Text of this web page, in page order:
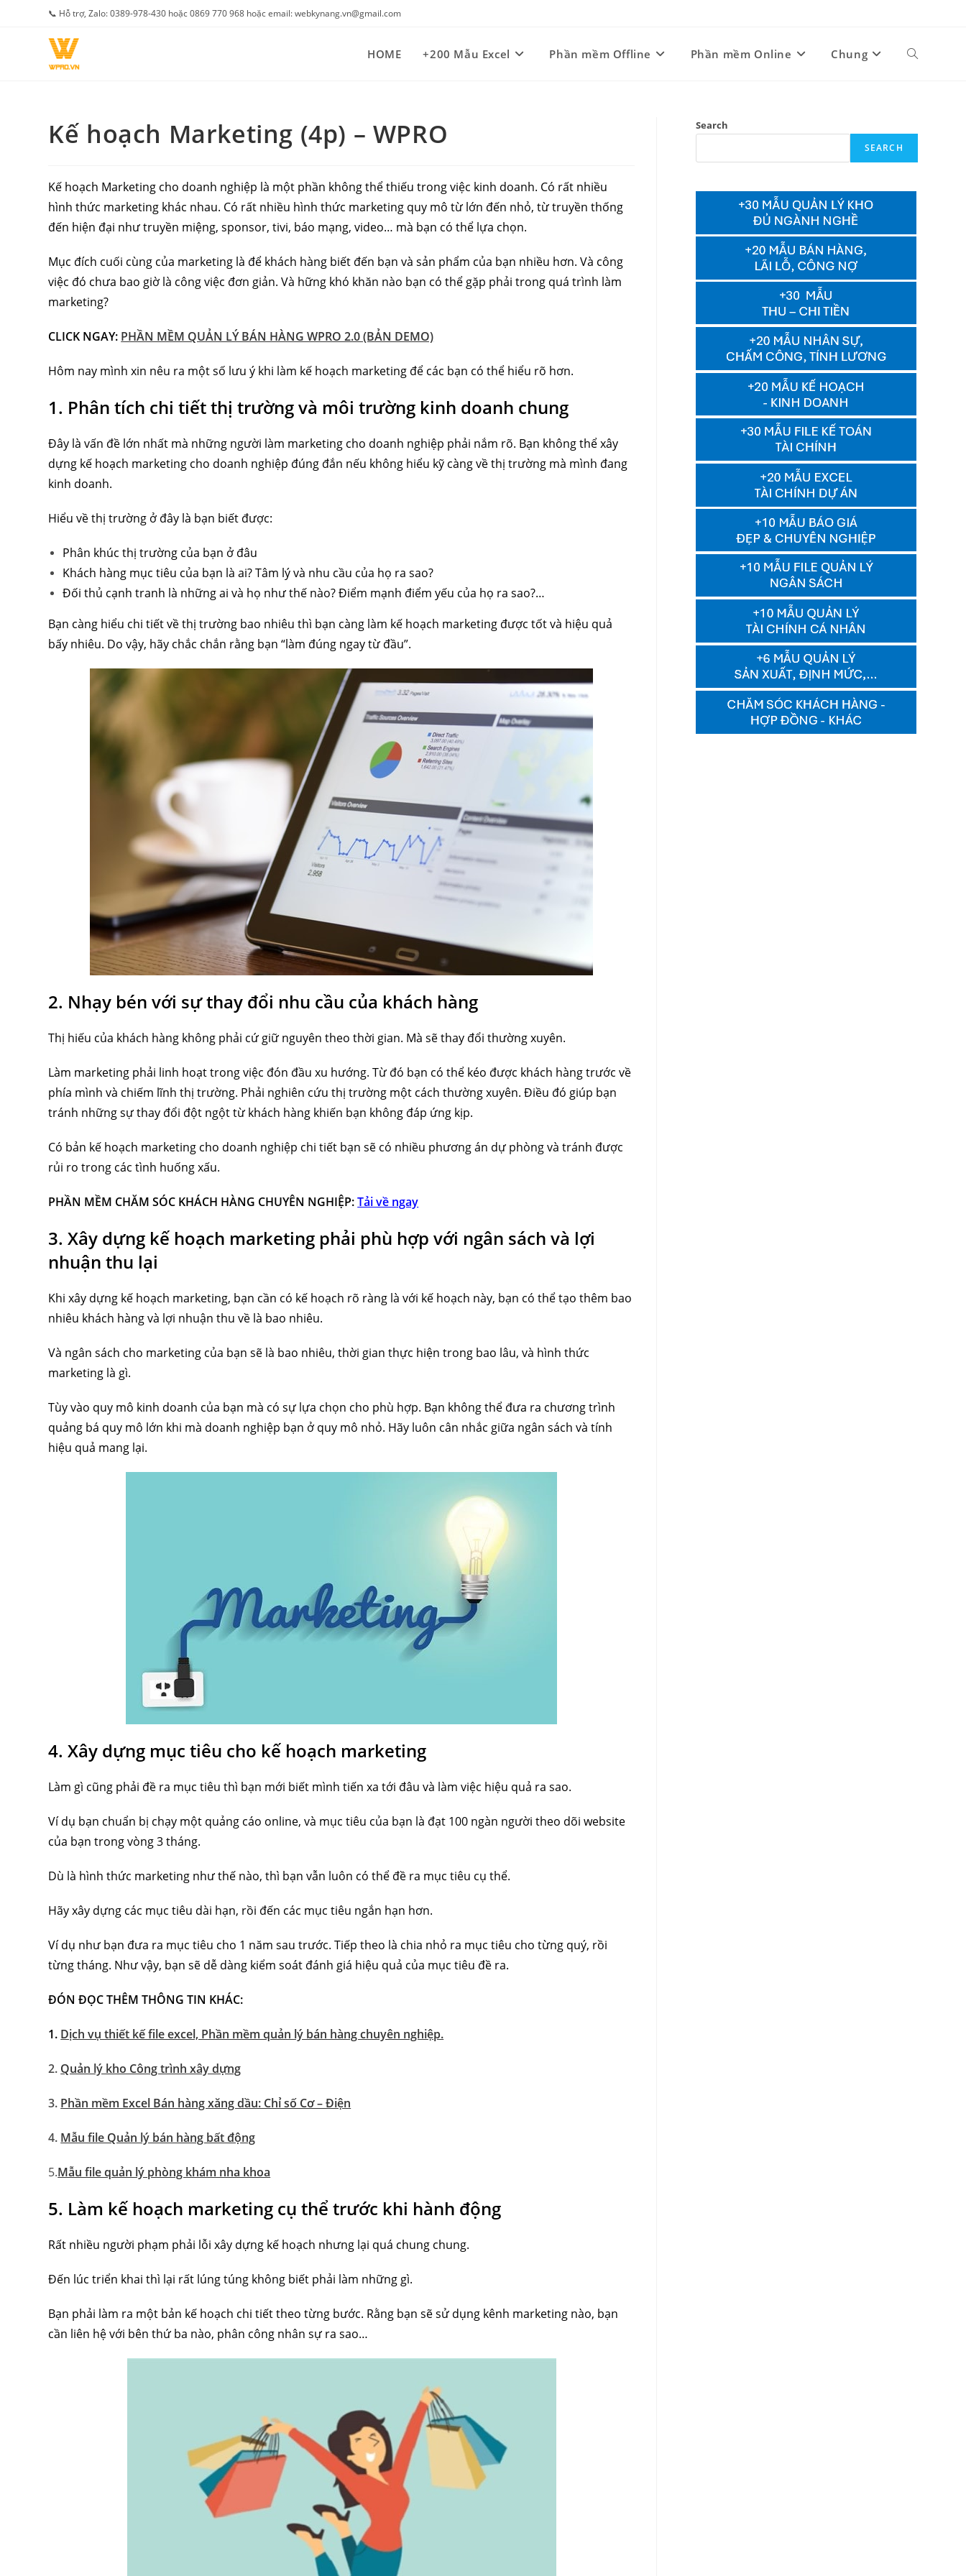
📞 Hỗ trợ, Zalo: 0389-978-430 hoặc 0869 770 968 hoặc email: webkynang.vn@gmail.com
HOME +200 Mẫu Excel Phần mềm Offline Phần mềm Online Chung Toggle
search
Kế hoạch Marketing (4p) – WPRO
Kế hoạch Marketing cho doanh nghiệp là một phần không thể thiếu trong việc kinh doanh. Có rất nhiều
hình thức marketing khác nhau. Có rất nhiều hình thức marketing quy mô từ lớn đến nhỏ, từ truyền thống
đến hiện đại như truyền miệng, sponsor, tivi, báo mạng, video… mà bạn có thể lựa chọn.
Mục đích cuối cùng của marketing là để khách hàng biết đến bạn và sản phẩm của bạn nhiều hơn. Và công
việc đó chưa bao giờ là công việc đơn giản. Và hững khó khăn nào bạn có thể gặp phải trong quá trình làm
marketing?
CLICK NGAY: PHẦN MỀM QUẢN LÝ BÁN HÀNG WPRO 2.0 (BẢN DEMO)
Hôm nay mình xin nêu ra một số lưu ý khi làm kế hoạch marketing để các bạn có thể hiểu rõ hơn.
1. Phân tích chi tiết thị trường và môi trường kinh doanh chung
Đây là vấn đề lớn nhất mà những người làm marketing cho doanh nghiệp phải nắm rõ. Bạn không thể xây
dựng kế hoạch marketing cho doanh nghiệp đúng đắn nếu không hiểu kỹ càng về thị trường mà mình đang
kinh doanh.
Hiểu về thị trường ở đây là bạn biết được:
Phân khúc thị trường của bạn ở đâu
Khách hàng mục tiêu của bạn là ai? Tâm lý và nhu cầu của họ ra sao?
Đối thủ cạnh tranh là những ai và họ như thế nào? Điểm mạnh điểm yếu của họ ra sao?…
Bạn càng hiểu chi tiết về thị trường bao nhiêu thì bạn càng làm kế hoạch marketing được tốt và hiệu quả
bấy nhiêu. Do vậy, hãy chắc chắn rằng bạn “làm đúng ngay từ đầu”.
2. Nhạy bén với sự thay đổi nhu cầu của khách hàng
Thị hiếu của khách hàng không phải cứ giữ nguyên theo thời gian. Mà sẽ thay đổi thường xuyên.
Làm marketing phải linh hoạt trong việc đón đầu xu hướng. Từ đó bạn có thể kéo được khách hàng trước về
phía mình và chiếm lĩnh thị trường. Phải nghiên cứu thị trường một cách thường xuyên. Điều đó giúp bạn
tránh những sự thay đổi đột ngột từ khách hàng khiến bạn không đáp ứng kịp.
Có bản kế hoạch marketing cho doanh nghiệp chi tiết bạn sẽ có nhiều phương án dự phòng và tránh được
rủi ro trong các tình huống xấu.
PHẦN MỀM CHĂM SÓC KHÁCH HÀNG CHUYÊN NGHIỆP:Tải về ngay
3. Xây dựng kế hoạch marketing phải phù hợp với ngân sách và lợi
nhuận thu lại
Khi xây dựng kế hoạch marketing, bạn cần có kế hoạch rõ ràng là với kế hoạch này, bạn có thể tạo thêm bao
nhiêu khách hàng và lợi nhuận thu về là bao nhiêu.
Và ngân sách cho marketing của bạn sẽ là bao nhiêu, thời gian thực hiện trong bao lâu, và hình thức
marketing là gì.
Tùy vào quy mô kinh doanh của bạn mà có sự lựa chọn cho phù hợp. Bạn không thể đưa ra chương trình
quảng bá quy mô lớn khi mà doanh nghiệp bạn ở quy mô nhỏ. Hãy luôn cân nhắc giữa ngân sách và tính
hiệu quả mang lại.
4. Xây dựng mục tiêu cho kế hoạch marketing
Làm gì cũng phải đề ra mục tiêu thì bạn mới biết mình tiến xa tới đâu và làm việc hiệu quả ra sao.
Ví dụ bạn chuẩn bị chạy một quảng cáo online, và mục tiêu của bạn là đạt 100 ngàn người theo dõi website
của bạn trong vòng 3 tháng.
Dù là hình thức marketing như thế nào, thì bạn vẫn luôn có thể đề ra mục tiêu cụ thể.
Hãy xây dựng các mục tiêu dài hạn, rồi đến các mục tiêu ngắn hạn hơn.
Ví dụ như bạn đưa ra mục tiêu cho 1 năm sau trước. Tiếp theo là chia nhỏ ra mục tiêu cho từng quý, rồi
từng tháng. Như vậy, bạn sẽ dễ dàng kiểm soát đánh giá hiệu quả của mục tiêu đề ra.
ĐÓN ĐỌC THÊM THÔNG TIN KHÁC:
1. Dịch vụ thiết kế file excel, Phần mềm quản lý bán hàng chuyên nghiệp.
2. Quản lý kho Công trình xây dựng
3. Phần mềm Excel Bán hàng xăng dầu: Chỉ số Cơ – Điện
4. Mẫu file Quản lý bán hàng bất động
5.Mẫu file quản lý phòng khám nha khoa
5. Làm kế hoạch marketing cụ thể trước khi hành động
Rất nhiều người phạm phải lỗi xây dựng kế hoạch nhưng lại quá chung chung.
Đến lúc triển khai thì lại rất lúng túng không biết phải làm những gì.
Bạn phải làm ra một bản kế hoạch chi tiết theo từng bước. Rằng bạn sẽ sử dụng kênh marketing nào, bạn
cần liên hệ với bên thứ ba nào, phân công nhân sự ra sao…
Search
SEARCH